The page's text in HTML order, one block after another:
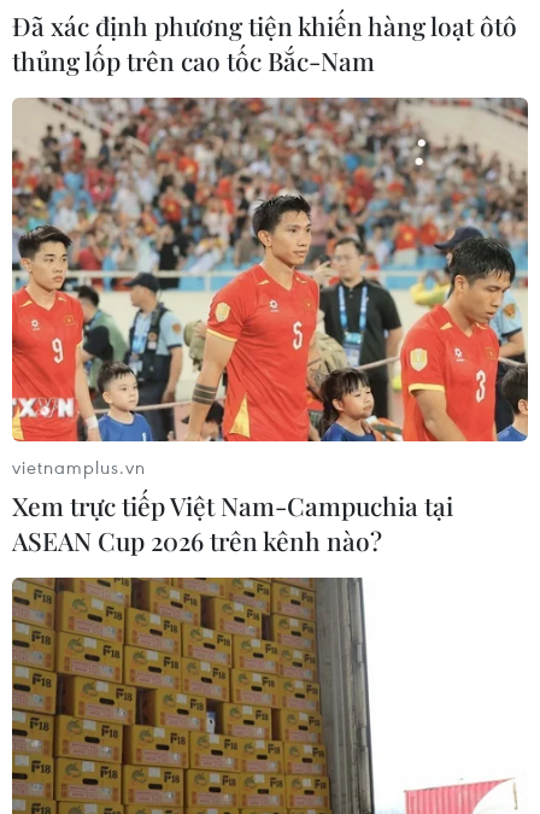
HLV Park Hang-seo: Bùi Tiến Dũng cần
vượt qua thất bại để trưởng thành
16/01/2020 16:41
Huấn luyện viên Hàn Quốc chia sẻ rằng: "Tôi nghĩ Bùi
Tiến Dũng rất buồn. Cậu ấy cần vượt qua thất bại để có
thể trưởng thành hơn."
Đã xác định phương tiện khiến hàng loạt ôtô
thủng lốp trên cao tốc Bắc-Nam
vietnamplus.vn
Xem trực tiếp Việt Nam-Campuchia tại
ASEAN Cup 2026 trên kênh nào?